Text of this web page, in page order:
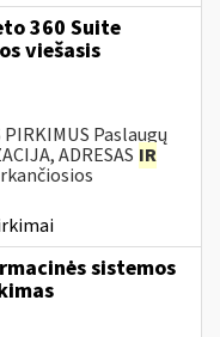
360 Suite
viešasis
PIRKIMUS Paslaugų
ADRESAS IR
sistemos